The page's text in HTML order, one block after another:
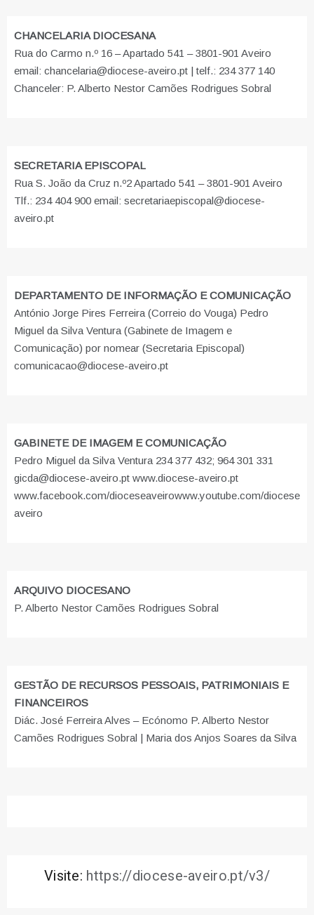
CHANCELARIA DIOCESANA
Rua do Carmo n.º 16 – Apartado 541 – 3801-901 Aveiro
email: chancelaria@diocese-aveiro.pt | telf.: 234 377 140
Chanceler: P. Alberto Nestor Camões Rodrigues Sobral
SECRETARIA EPISCOPAL
Rua S. João da Cruz n.º2 Apartado 541 – 3801-901 Aveiro
Tlf.: 234 404 900 email: secretariaepiscopal@diocese-
aveiro.pt
DEPARTAMENTO DE INFORMAÇÃO E COMUNICAÇÃO
António Jorge Pires Ferreira (Correio do Vouga) Pedro
Miguel da Silva Ventura (Gabinete de Imagem e
Comunicação) por nomear (Secretaria Episcopal)
comunicacao@diocese-aveiro.pt
GABINETE DE IMAGEM E COMUNICAÇÃO
Pedro Miguel da Silva Ventura 234 377 432; 964 301 331
gicda@diocese-aveiro.pt www.diocese-aveiro.pt
www.facebook.com/dioceseaveirowww.youtube.com/diocese
aveiro
ARQUIVO DIOCESANO
P. Alberto Nestor Camões Rodrigues Sobral
GESTÃO DE RECURSOS PESSOAIS, PATRIMONIAIS E
FINANCEIROS
Diác. José Ferreira Alves – Ecónomo P. Alberto Nestor
Camões Rodrigues Sobral | Maria dos Anjos Soares da Silva
Visite: https://diocese-aveiro.pt/v3/